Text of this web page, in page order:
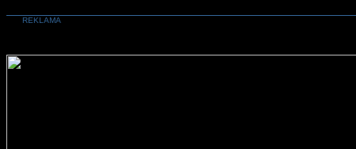
REKLAMA